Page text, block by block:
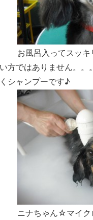
お風呂入ってスッ
方ではありません。。。
シャンプーです♪
ニナちゃん☆マイク